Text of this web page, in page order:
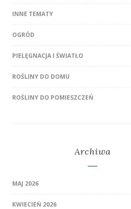
INNE TEMATY
OGRÓD
PIELĘGNACJA I ŚWIATŁO
ROŚLINY DO DOMU
ROŚLINY DO POMIESZCZEŃ
Archiwa
MAJ 2026
KWIECIEŃ 2026